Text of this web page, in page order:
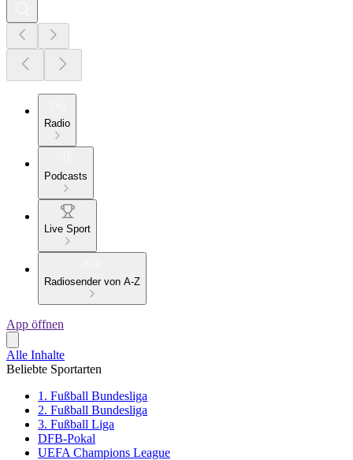
Radio
Podcasts
Live Sport
Radiosender von A-Z
App öffnen
Alle Inhalte
Beliebte Sportarten
1. Fußball Bundesliga
2. Fußball Bundesliga
3. Fußball Liga
DFB-Pokal
UEFA Champions League